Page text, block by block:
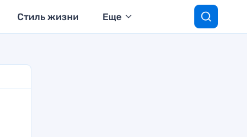
Стиль жизни Еще